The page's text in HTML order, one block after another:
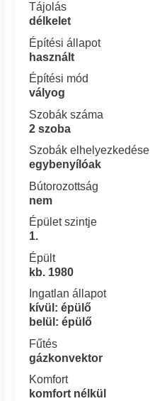
Tájolás
délkelet
Építési állapot
használt
Építési mód
vályog
Szobák száma
2 szoba
Szobák elhelyezkedése
egybenyílóak
Bútorozottság
nem
Épület szintje
1.
Épült
kb. 1980
Ingatlan állapot
kívül: épülő
belül: épülő
Fűtés
gázkonvektor
Komfort
komfort nélkül